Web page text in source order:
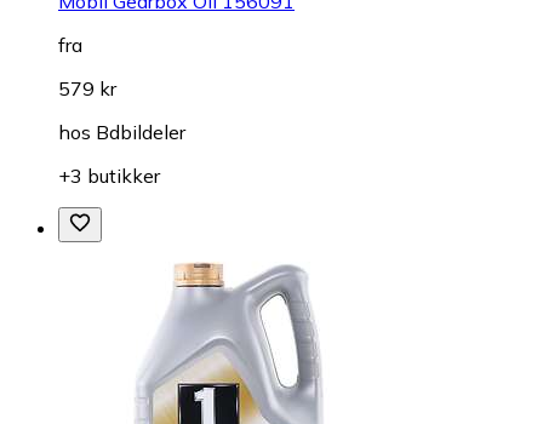
fra
579 kr
hos Bdbildeler
+3 butikker